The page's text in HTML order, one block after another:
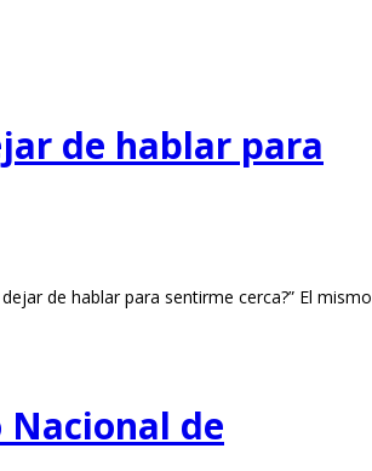
de hablar para
de hablar para sentirme cerca?” El mismo
Nacional de